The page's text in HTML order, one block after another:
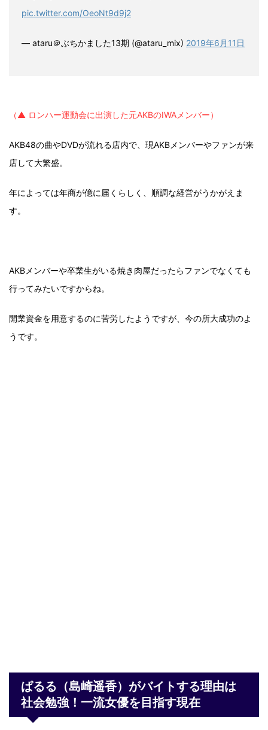
pic.twitter.com/OeoNt9d9j2
— ataru＠ぶちかました13期 (@ataru_mix) 2019年6月11日
（▲ ロンハー運動会に出演した元AKBのIWAメンバー）
AKB48の曲やDVDが流れる店内で、現AKBメンバーやファンが来
店して大繁盛。
年によっては年商が億に届くらしく、順調な経営がうかがえま
す。
AKBメンバーや卒業生がいる焼き肉屋だったらファンでなくても
行ってみたいですからね。
開業資金を用意するのに苦労したようですが、今の所大成功のよ
うです。
ぱるる（島崎遥香）がバイトする理由は
社会勉強！一流女優を目指す現在